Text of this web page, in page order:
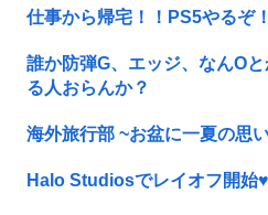
仕事から帰宅！！PS5やるぞ
誰か防弾G、エッジ、なんO
る人おらんか？
海外旅行部 ~お盆に一夏の思
Halo Studiosでレイオフ開始